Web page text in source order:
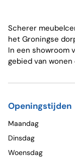
Scherer
het Groningse
In een showroom
gebied van
Openingstijden
Maandag
Dinsdag
Woensdag